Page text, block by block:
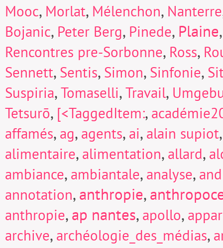
Mooc, Morlat, Mélenchon, Nanterre
Bojanic, Peter Berg, Pinede, Plaine
Rencontres pre-Sorbonne, Ross,
Sennett, Sentis, Simon, Sinfonie,
Suspiria,Tomaselli,Travail,
Tetsurō, [<TaggedItem:,
affamés, ag, agents, ai, alain supiot
alimentaire, alimentation, allard,
ambiance, ambiantale, analyse,
annotation,anthropie,
anthropie,ap nantes, apollo,
archive, archéologie_des_médias,